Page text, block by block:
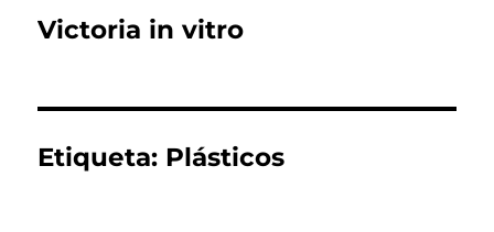
Victoria in vitro
Etiqueta: Plásticos